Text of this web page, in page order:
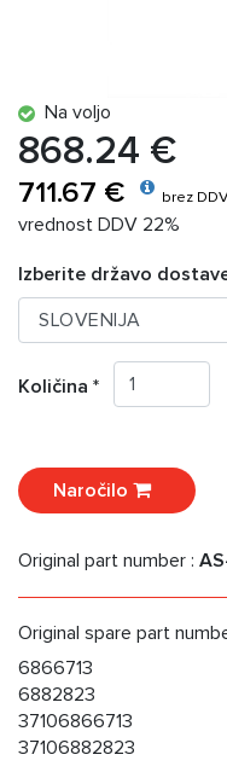
Na voljo
868.24 €
711.67 € brez DDV
vrednost DDV 22%
Izberite državo
Količina *
Naročilo
Original part number :
Original spare part
6866713
6882823
37106866713
37106882823